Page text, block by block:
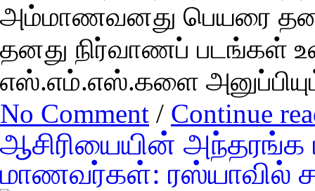
அம்மாணவனது பெயரை
தனது நிர்வாணப் படங்கள்
எஸ்.எம்.எஸ்.களை
No Comment / Continue
ஆசிரியையின் அந்தரங்க
மாணவர்கள்: ரஸ்யாவில்